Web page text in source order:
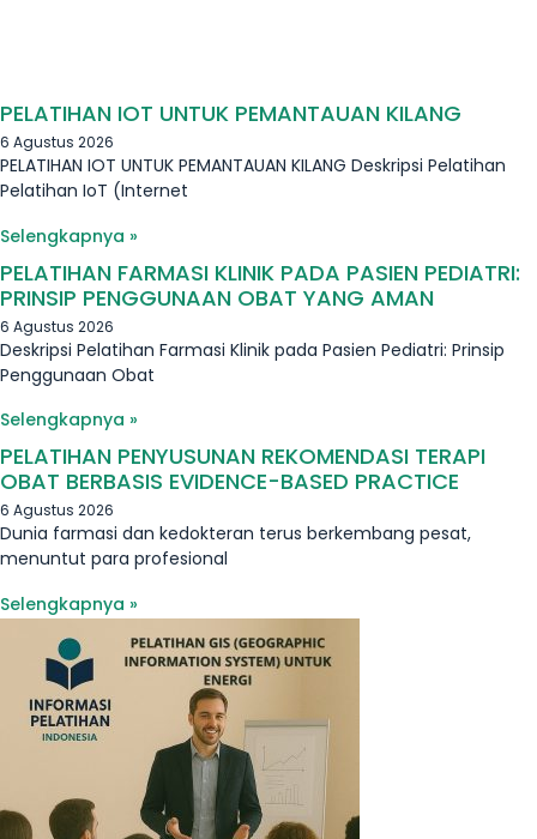
PELATIHAN IOT UNTUK PEMANTAUAN KILANG
6 Agustus 2026
PELATIHAN IOT UNTUK PEMANTAUAN KILANG Deskripsi Pelatihan
Pelatihan IoT (Internet
Selengkapnya »
PELATIHAN FARMASI KLINIK PADA PASIEN PEDIATRI:
PRINSIP PENGGUNAAN OBAT YANG AMAN
6 Agustus 2026
Deskripsi Pelatihan Farmasi Klinik pada Pasien Pediatri: Prinsip
Penggunaan Obat
Selengkapnya »
PELATIHAN PENYUSUNAN REKOMENDASI TERAPI
OBAT BERBASIS EVIDENCE-BASED PRACTICE
6 Agustus 2026
Dunia farmasi dan kedokteran terus berkembang pesat,
menuntut para profesional
Selengkapnya »